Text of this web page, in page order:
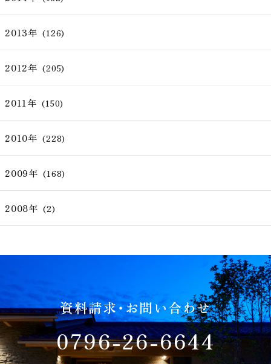
2013年 (126)
2012年 (205)
2011年 (150)
2010年 (228)
2009年 (168)
2008年 (2)
資料請求・お問い合わせ
0796-26-6644